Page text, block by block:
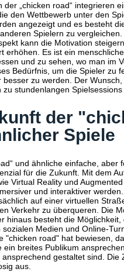
der „chicken road“ integrieren
den Wettbewerb unter den
angezeigt und es besteht
Spielern zu
kann die Motivation
erhöhen. Es ist ein
und zu sehen, wo man im
Bedürfnis, um die Spieler zu
besser zu werden. Der
zu stundenlangen
der
Spiele
und ähnliche einfache, aber
für die Zukunft. Mit dem
Virtual Reality und
und interaktiver
auf einer virtuellen
Verkehr zu überqueren. Die
hinaus besteht die
sozialen Medien und Online-
"chicken road" hat bewiesen,
ein breites Publikum
gestaltet sind. Die
aus.